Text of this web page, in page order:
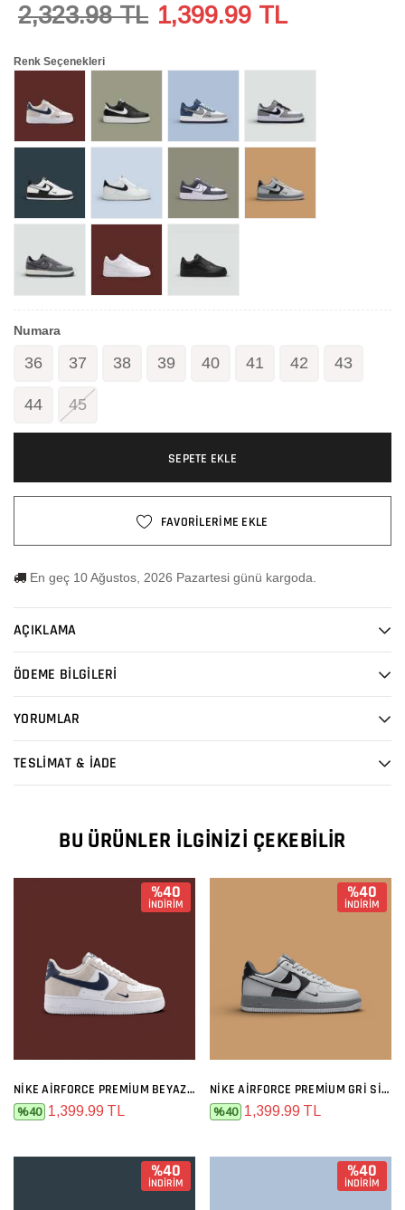
2,323.98 TL 1,399.99 TL
Renk Seçenekleri
Numara
36 37 38 39 40 41 42 43
44 45
SEPETE EKLE
FAVORİLERİME EKLE
En geç 10 Ağustos, 2026 Pazartesi günü kargoda.
AÇIKLAMA
ÖDEME BİLGİLERİ
YORUMLAR
TESLİMAT & İADE
BU ÜRÜNLER İLGINIZI ÇEKEBILIR
%40
İNDİRİM
NIKE AIRFORCE PREMIUM BEYAZ GRI LACIVERT
%40 1,399.99 TL
%40
İNDİRİM
NIKE AIRFORCE PREMIUM GRI SIYAH
%40 1,399.99 TL
%40
İNDİRİM
%40
İNDİRİM